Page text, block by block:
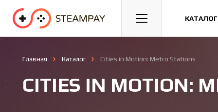
Спорт Гонки Казуальные
Главная Каталог Cities in Motion: Metro Stations
CITIES IN MOTION: